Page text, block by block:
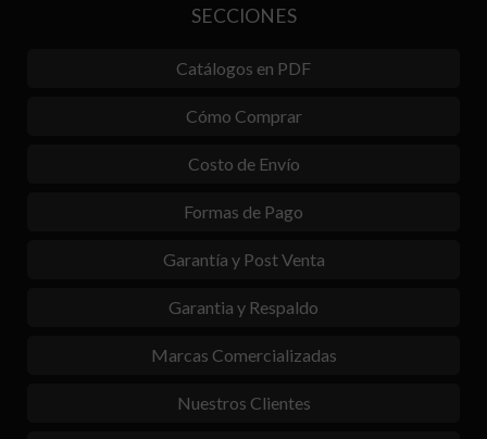
SECCIONES
Catálogos en PDF
Cómo Comprar
Costo de Envío
Formas de Pago
Garantía y Post Venta
Garantia y Respaldo
Marcas Comercializadas
Nuestros Clientes